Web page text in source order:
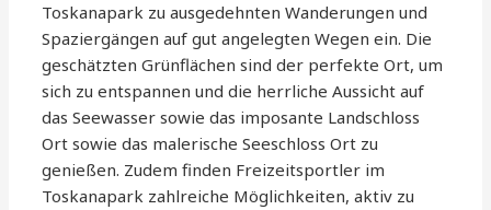
Toskanapark zu ausgedehnten Wanderungen und
Spaziergängen auf gut angelegten Wegen ein. Die
geschätzten Grünflächen sind der perfekte Ort, um
sich zu entspannen und die herrliche Aussicht auf
das Seewasser sowie das imposante Landschloss
Ort sowie das malerische Seeschloss Ort zu
genießen. Zudem finden Freizeitsportler im
Toskanapark zahlreiche Möglichkeiten, aktiv zu